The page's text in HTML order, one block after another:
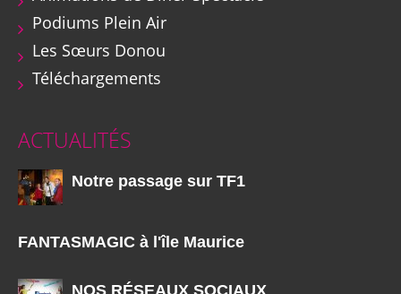
Podiums Plein Air
Les Sœurs Donou
Téléchargements
ACTUALITÉS
Notre passage sur TF1
FANTASMAGIC à l'île Maurice
NOS RÉSEAUX SOCIAUX